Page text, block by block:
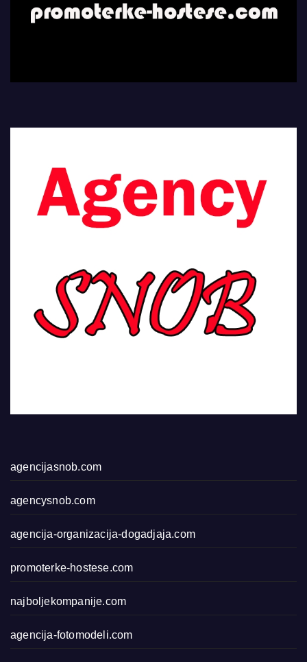
agencijasnob.com
agencysnob.com
agencija-organizacija-dogadjaja.com
promoterke-hostese.com
najboljekompanije.com
agencija-fotomodeli.com